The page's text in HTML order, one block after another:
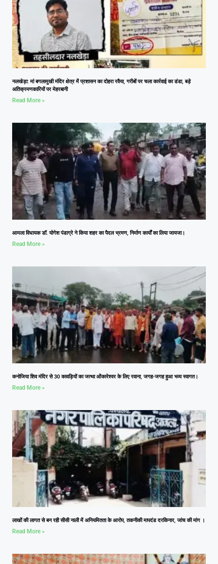
नलखेड़ा: मां बगलामुखी मंदिर क्षेत्र में प्रशासन का दोहरा रवैया, गरीबों पर चला कार्रवाई का डंडा, बड़े
अतिक्रमणकारियों पर मेहरबानी
Read More »
आमला विधायक डॉ. योगेश पंडाग्रे ने किया शहर का पैदल भ्रमण, निर्माण कार्यों का लिया जायजा।
Read More »
कनोजिया शिव मंदिर से 30 कावड़ियों का जत्था ओंकारेश्वर के लिए रवाना, जगह-जगह हुआ भव्य स्वागत।
Read More »
लाखों की लागत से बन रही सीसी नाली में अनियमितता के आरोप, तकनीकी मापदंड दरकिनार, जांच की मांग ।
Read More »